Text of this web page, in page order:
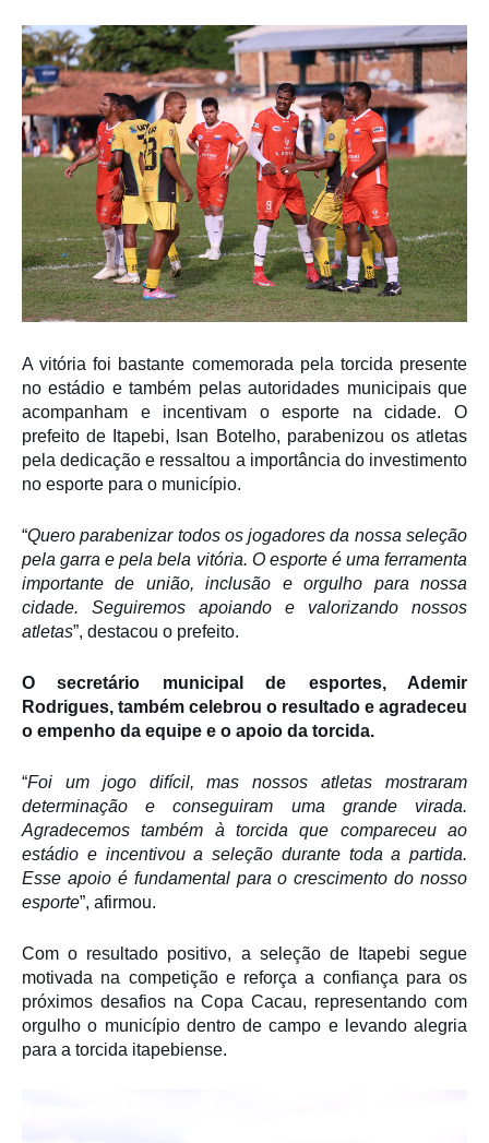
A vitória foi bastante comemorada pela torcida presente
no estádio e também pelas autoridades municipais que
acompanham e incentivam o esporte na cidade. O
prefeito de Itapebi,
Isan Botelho, parabenizou os atletas
pela dedicação e ressaltou a importância do investimento
no esporte para o município.
“Quero parabenizar todos os jogadores da nossa seleção
pela garra e pela bela vitória. O esporte é uma ferramenta
importante de união, inclusão e orgulho para nossa
cidade. Seguiremos apoiando e valorizando nossos
atletas”, destacou o prefeito.
O secretário municipal de esportes, Ademir
Rodrigues, também celebrou o resultado e agradeceu
o empenho da equipe e o apoio da torcida.
“Foi um jogo difícil, mas nossos atletas mostraram
determinação e conseguiram uma grande virada.
Agradecemos também à torcida que compareceu ao
estádio e incentivou a seleção durante toda a partida.
Esse apoio é fundamental para o crescimento do nosso
esporte”, afirmou.
Com o resultado positivo, a seleção de Itapebi segue
motivada na competição e reforça a confiança para os
próximos desafios na Copa Cacau, representando com
orgulho o município dentro de campo e levando alegria
para a torcida itapebiense.